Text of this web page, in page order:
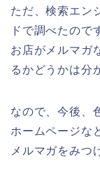
ただ、検索エン
ドで調べたので
お店がメルマガ
るかどうかは分
なので、今後、
ホームページな
メルマガをみつ